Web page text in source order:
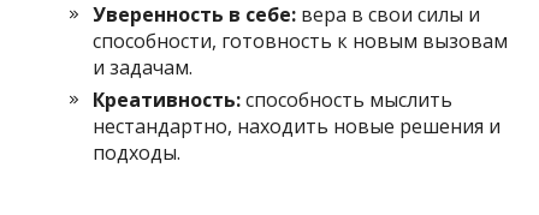
Уверенность в себе: вера в свои силы и
способности, готовность к новым вызовам
и задачам.
Креативность:способность мыслить
нестандартно, находить новые решения и
подходы.